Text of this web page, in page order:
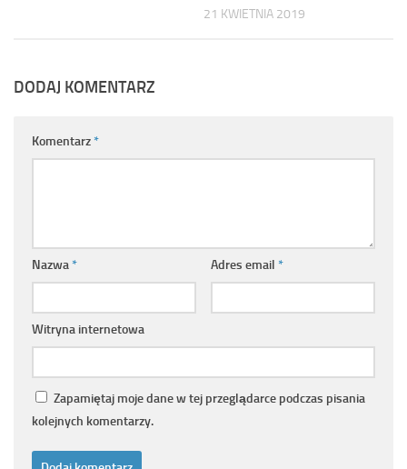
21 KWIETNIA 2019
DODAJ KOMENTARZ
Komentarz*
Nazwa* Adres email *
Witryna internetowa
Zapamiętaj moje dane w tej przeglądarce podczas pisania
kolejnych komentarzy.